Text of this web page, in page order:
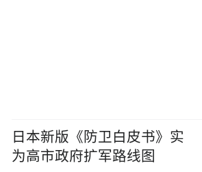
日本新版《防卫白皮书》实
为高市政府扩军路线图